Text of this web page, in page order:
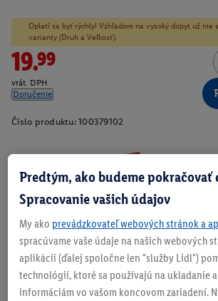
Oplatí sa byť rýchly! Vzhľadom na vysoký dopyt už nie
varianty (Druh a Veľkosť).
19.99
vrát. DPH
Doručenie
Číslo produktu: 100379102
Zistite svoju veľkosť
O produkte
Predtým, ako budeme pokračovať
Spracovanie vašich údajov
My ako prevádzkovateľ webových stránok a
spracúvame vaše údaje na našich webových
aplikácii (ďalej spoločne len "služby Lidl")
technológií, ktoré sa používajú na ukladanie
informáciám vo vašom koncovom zariadení.